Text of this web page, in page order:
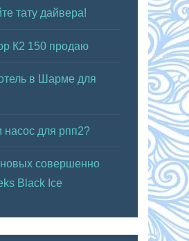
тату дайвера!
К2 150 продаю
в Шарме для
насос для рпп2?
совершенно
Black Ice